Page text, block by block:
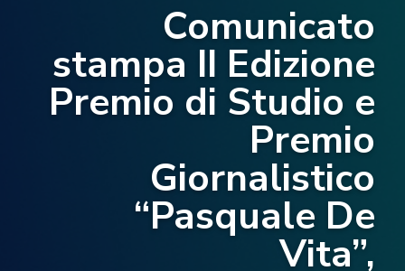
Comunicato
stampa II Edizione
Premio di Studio e
Premio
Giornalistico
“Pasquale De
Vita”,